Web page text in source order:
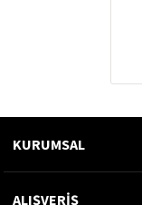
KURUMSAL
ALIŞVERİŞ